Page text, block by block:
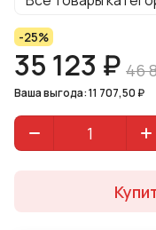
Комод
других вещей.
"грибок".
-25%
35 123 ₽ 46
Ваша выгода: 11 707,50 ₽